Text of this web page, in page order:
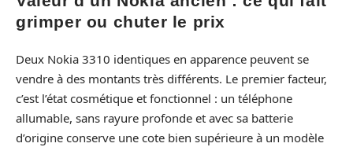
grimper ou chuter le prix
Deux Nokia 3310 identiques en apparence peuvent se
vendre à des montants très différents. Le premier facteur,
c’est l’état cosmétique et fonctionnel : un téléphone
allumable, sans rayure profonde et avec sa batterie
d’origine conserve une cote bien supérieure à un modèle